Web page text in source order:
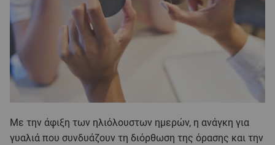
Με την άφιξη των ηλιόλουστων ημερών, η ανάγκη για
γυαλιά που συνδυάζουν τη διόρθωση της όρασης και την